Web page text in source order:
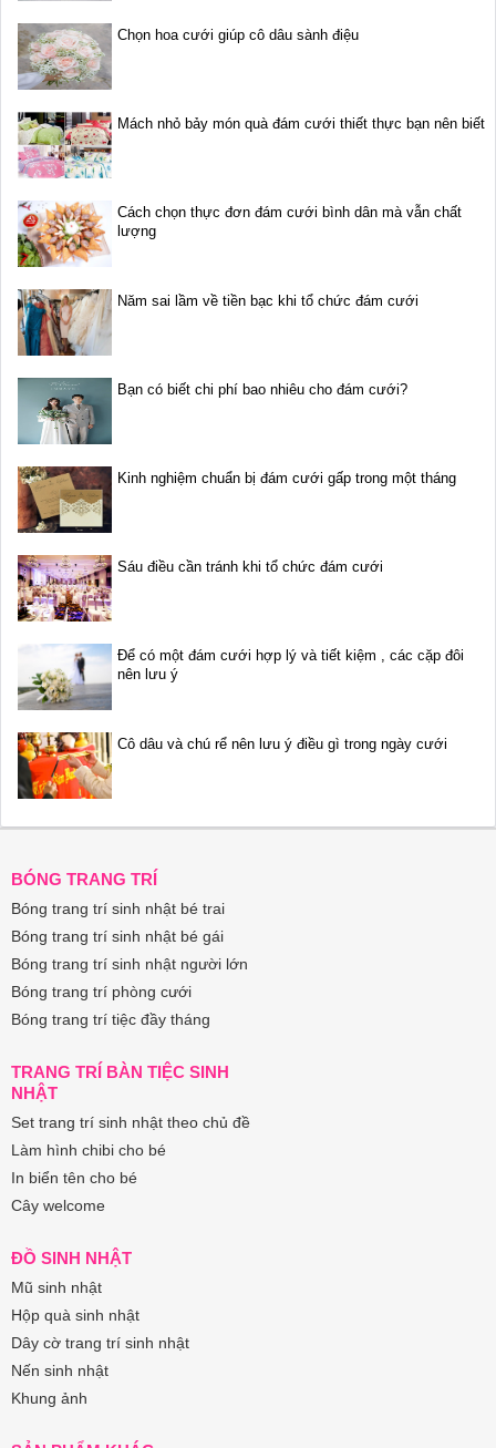
Chọn hoa cưới giúp cô dâu sành điệu
Mách nhỏ bảy món quà đám cưới thiết thực bạn nên biết
Cách chọn thực đơn đám cưới bình dân mà vẫn chất
lượng
Năm sai lầm về tiền bạc khi tổ chức đám cưới
Bạn có biết chi phí bao nhiêu cho đám cưới?
Kinh nghiệm chuẩn bị đám cưới gấp trong một tháng
Sáu điều cần tránh khi tổ chức đám cưới
Để có một đám cưới hợp lý và tiết kiệm , các cặp đôi
nên lưu ý
Cô dâu và chú rể nên lưu ý điều gì trong ngày cưới
BÓNG TRANG TRÍ
Bóng trang trí sinh nhật bé trai
Bóng trang trí sinh nhật bé gái
Bóng trang trí sinh nhật người lớn
Bóng trang trí phòng cưới
Bóng trang trí tiệc đầy tháng
TRANG TRÍ BÀN TIỆC SINH
NHẬT
Set trang trí sinh nhật theo chủ đề
Làm hình chibi cho bé
In biển tên cho bé
Cây welcome
ĐỒ SINH NHẬT
Mũ sinh nhật
Hộp quà sinh nhật
Dây cờ trang trí sinh nhật
Nến sinh nhật
Khung ảnh